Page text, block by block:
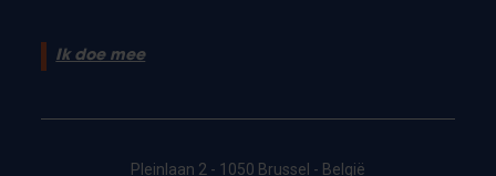
Ik doe mee
Pleinlaan 2 - 1050 Brussel - België